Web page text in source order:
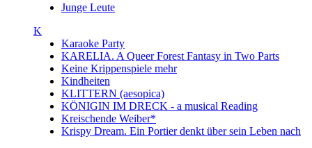
Junge Leute
K
Karaoke Party
KARELIA. A Queer Forest Fantasy in Two Parts
Keine Krippenspiele mehr
Kindheiten
KLITTERN (aesopica)
KÖNIGIN IM DRECK - a musical Reading
Kreischende Weiber*
Krispy Dream. Ein Portier denkt über sein Leben nach